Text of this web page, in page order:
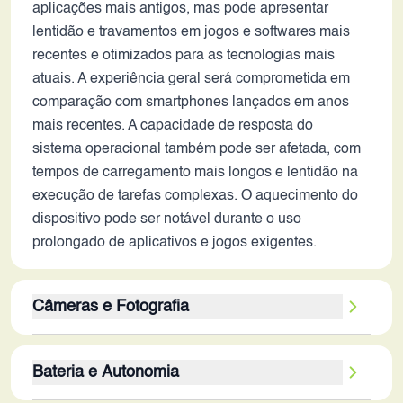
aplicações mais antigos, mas pode apresentar
lentidão e travamentos em jogos e softwares mais
recentes e otimizados para as tecnologias mais
atuais. A experiência geral será comprometida em
comparação com smartphones lançados em anos
mais recentes. A capacidade de resposta do
sistema operacional também pode ser afetada, com
tempos de carregamento mais longos e lentidão na
execução de tarefas complexas. O aquecimento do
dispositivo pode ser notável durante o uso
prolongado de aplicativos e jogos exigentes.
Câmeras e Fotografia
50 MP, 48 MP e 48 MP, e a câmera frontal de 32MP,
sugerem um bom potencial fotográfico. A presença
Bateria e Autonomia